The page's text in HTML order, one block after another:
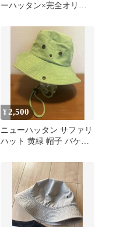
ーハッタン×完全オリジ
ージュ
¥2,500
ニューハッタン サファリ
ハット 黄緑 帽子 バケッ